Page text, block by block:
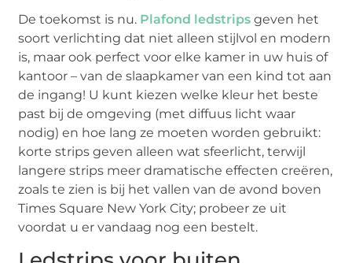
De toekomst is nu. Plafond ledstrips geven het
soort verlichting dat niet alleen stijlvol en modern
is, maar ook perfect voor elke kamer in uw huis of
kantoor – van de slaapkamer van een kind tot aan
de ingang! U kunt kiezen welke kleur het beste
past bij de omgeving (met diffuus licht waar
nodig) en hoe lang ze moeten worden gebruikt:
korte strips geven alleen wat sfeerlicht, terwijl
langere strips meer dramatische effecten creëren,
zoals te zien is bij het vallen van de avond boven
Times Square New York City; probeer ze uit
voordat u er vandaag nog een bestelt.